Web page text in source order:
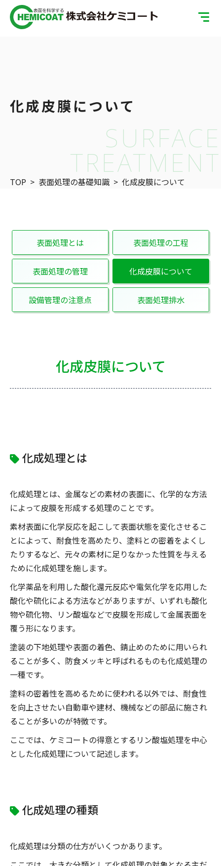
SDGsへの取り組み
表面処理の基礎知識
お問い合わせ
SURFACE
TREATMENT
化成皮膜について
TOP > 表面処理の基礎知識 > 化成皮膜について
表面処理とは 表面処理の工程
表面処理の管理 化成皮膜について
設備管理の注意点 表面処理排水
化成皮膜について
化成処理とは
化成処理とは、金属などの素材の表面に、化学的な方法
によって皮膜を形成する処理のことです。
素材表面に化学反応を起こして表面状態を変化させるこ
とによって、耐食性を高めたり、塗料との密着をよくし
たりするなど、元々の素材に足りなかった性質を与える
ために化成処理を施します。
化学薬品を利用した酸化還元反応や電気化学を応用した
酸化や硫化による方法などがありますが、いずれも酸化
物や硫化物、リン酸塩などで皮膜を形成して金属表面を
覆う形になります。
塗装の下地処理や表面の着色、錆止めのために用いられ
ることが多く、防食メッキと呼ばれるものも化成処理の
一種です。
塗料の密着性を高めるために使われる以外では、耐食性
を向上させたい自動車や建材、機械などの部品に施され
ることが多いのが特徴です。
ここでは、ケミコートの得意とするリン酸塩処理を中心
とした化成処理について記述します。
化成処理の種類
化成処理は分類の仕方がいくつかあります。